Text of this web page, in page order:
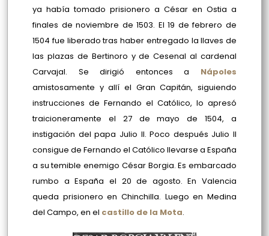
ya había tomado prisionero a César en Ostia a
finales de noviembre de 1503. El 19 de febrero de
1504 fue liberado tras haber entregado la llaves de
las plazas de Bertinoro y de Cesenal al cardenal
Carvajal. Se dirigió entonces a Nápoles
amistosamente y allí el Gran Capitán, siguiendo
instrucciones de Fernando el Católico, lo apresó
traicioneramente el 27 de mayo de 1504, a
instigación del papa Julio II. Poco después Julio II
consigue de Fernando el Católico llevarse a España
a su temible enemigo César Borgia. Es embarcado
rumbo a España el 20 de agosto. En Valencia
queda prisionero en Chinchilla. Luego en Medina
del Campo, en el castillo de la Mota.